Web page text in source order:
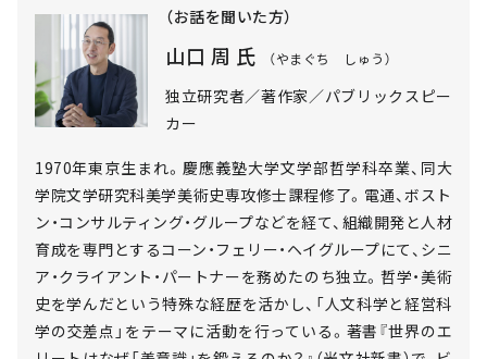
（お話を聞いた方）
山口 周 氏 （やまぐち しゅう）
独立研究者／著作家／パブリックスピー
カー
1970年東京生まれ。慶應義塾大学文学部哲学科卒業、同大
学院文学研究科美学美術史専攻修士課程修了。電通、ボスト
ン・コンサルティング・グループなどを経て、組織開発と人材
育成を専門とするコーン・フェリー・ヘイグループにて、シニ
ア・クライアント・パートナーを務めたのち独立。哲学・美術
史を学んだという特殊な経歴を活かし、「人文科学と経営科
学の交差点」をテーマに活動を行っている。著書『世界のエ